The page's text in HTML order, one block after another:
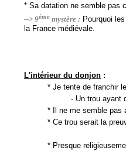
* Sa datation ne semble pas
--> 9ème mystère : Pourquoi
la France médiévale.
L'intérieur du donjon :
* Je tente de franchir
- Un trou ayant
* Il ne me semble pas
* Ce trou serait la
* Presque